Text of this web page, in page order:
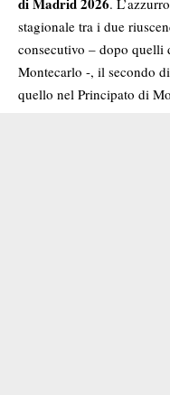
stagionale tra i due
consecutivo – dopo
Montecarlo -, il secondo
quello nel Principato di